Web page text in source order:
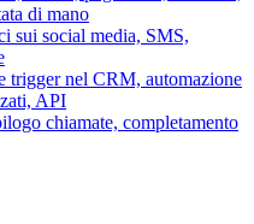
di mano
sui social media, SMS,
trigger nel CRM, automazione
API
chiamate, completamento